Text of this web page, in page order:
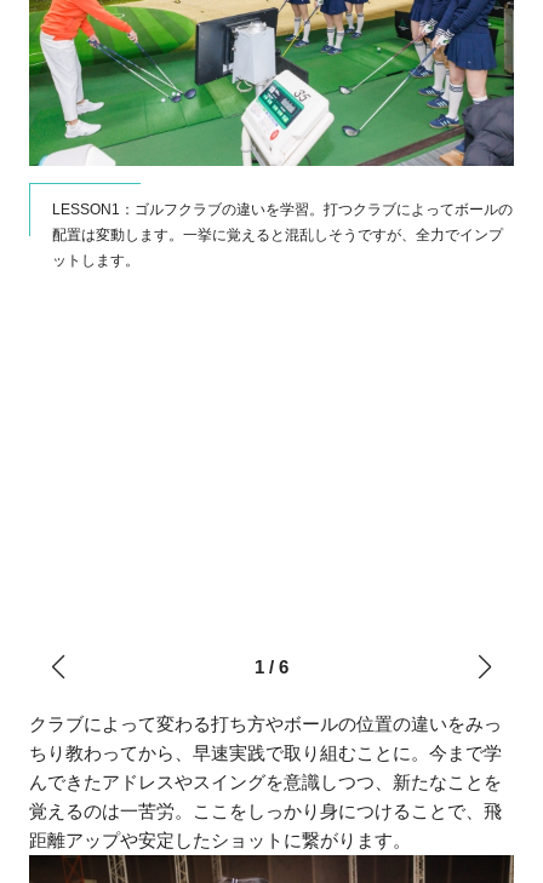
LESSON1：ゴルフクラブの違いを学習。打つクラブによってボールの
配置は変動します。一挙に覚えると混乱しそうですが、全力でインプ
ットします。
1/ 6
クラブによって変わる打ち方やボールの位置の違いをみっ
ちり教わってから、早速実践で取り組むことに。今まで学
んできたアドレスやスイングを意識しつつ、新たなことを
覚えるのは一苦労。ここをしっかり身につけることで、飛
距離アップや安定したショットに繋がります。